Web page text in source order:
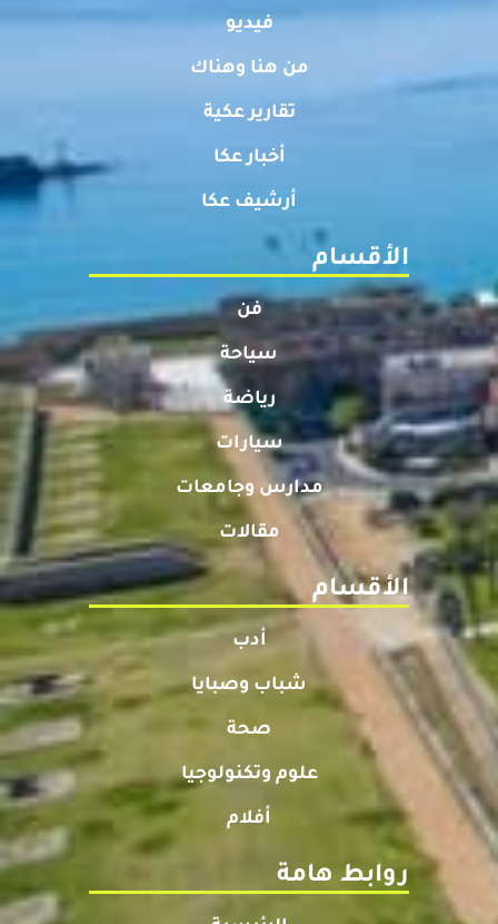
فيديو
من هنا وهناك
تقارير عكية
أخبار عكا
أرشيف عكا
الأقسام
فن
سياحة
رياضة
سيارات
مدارس وجامعات
مقالات
الأقسام
أدب
شباب وصبايا
صحة
علوم وتكنولوجيا
أفلام
روابط هامة